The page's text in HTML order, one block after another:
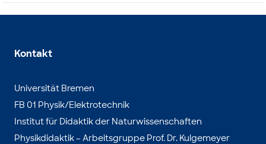
Kontakt
Universität Bremen
FB 01 Physik/Elektrotechnik
Institut für Didaktik der Naturwissenschaften
Physikdidaktik – Arbeitsgruppe Prof. Dr. Kulgemeyer